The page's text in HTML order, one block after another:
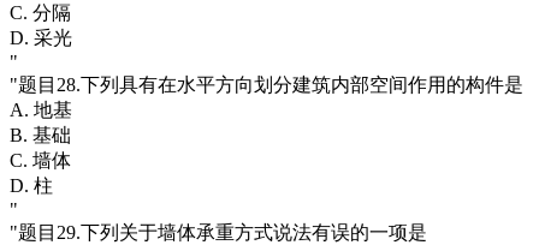
C. 分隔
D. 采光
"
"题目28.下列具有在水平方向划分建筑内部空间作用的构件是
A. 地基
B. 基础
C. 墙体
D. 柱
"
"题目29.下列关于墙体承重方式说法有误的一项是